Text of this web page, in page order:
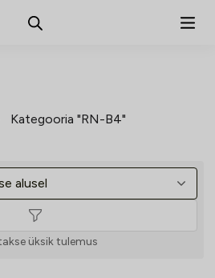
Kategooria "RN-B4"
üksik tulemus